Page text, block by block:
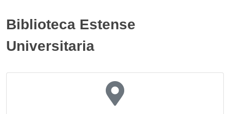
Biblioteca Estense
Universitaria